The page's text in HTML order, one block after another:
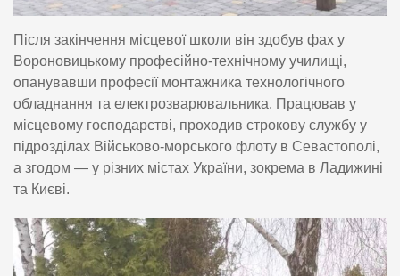
Після закінчення місцевої школи він здобув фах у
Вороновицькому професійно-технічному училищі,
опанувавши професії монтажника технологічного
обладнання та електрозварювальника. Працював у
місцевому господарстві, проходив строкову службу у
підрозділах Військово-морського флоту в Севастополі,
а згодом — у різних містах України, зокрема в Ладижині
та Києві.